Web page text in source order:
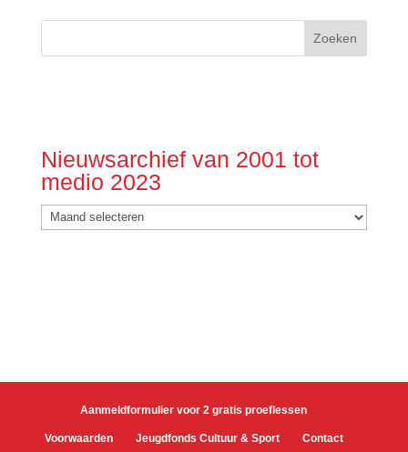
Nieuwsarchief van 2001 tot
medio 2023
Nieuwsarchief
van
Aanmeldformulier voor 2 gratis proeflessen
Voorwaarden Jeugdfonds Cultuur & Sport Contact